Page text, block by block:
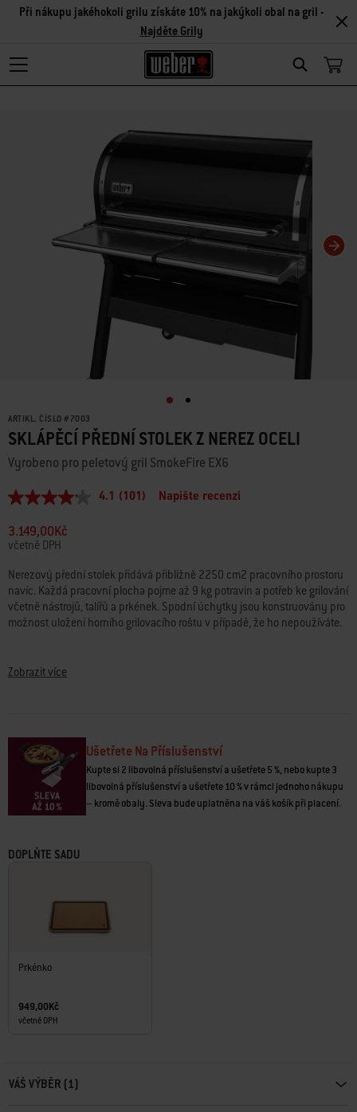
Search
Při nákupu jakéhokoli grilu získáte 10% na jakýkoli obal na gril -
Najděte Grily
ARTIKL. ČÍSLO # 7003
SKLÁPĚCÍ PŘEDNÍ STOLEK Z NEREZ OCELI
Vyrobeno pro peletový gril SmokeFire EX6
Průměrné
4.1
z
5
hvězdiček.
Read
101
Reviews.
Stejný
odkaz
4.1 (101) Napište recenzi
3.149,00Kč
včetně DPH
Nerezový přední stolek přidává přibližně 2250 cm2 pracovního prostoru
navíc. Každá pracovní plocha pojme až 9 kg potravin a potřeb ke grilování
včetně nástrojů, talířů a prkének. Spodní úchytky jsou konstruovány pro
možnost uložení horního grilovacího roštu v případě, že ho nepoužíváte.
• Poskytuje více než 2250 cm2 pracovního prostoru a každá plocha
• Možnost sklopení
• Sklopené i rozložené stolky se vejdou pod ochranný obal Premium na
grily SmokeFire (dodávaný samostatně)
Zobrazit více
Ušetřete Na Příslušenství
Kupte si 2 libovolná příslušenství a ušetřete 5 %, nebo kupte 3
libovolná příslušenství a ušetřete 10 % v rámci jednoho nákupu
– kromě obaly. Sleva bude uplatněna na váš košík při placení.
DOPLŇTE SADU
Prkénko
949,00Kč
včetně DPH
VÁŠ VÝBĚR (1)